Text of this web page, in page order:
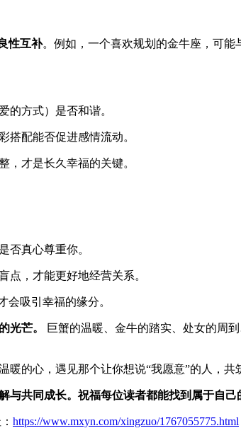
性互补。例如，一个喜欢规划的金牛座，可
的方式）是否和谐。
搭配能否促进感情流动。
，才是长久幸福的关键。
否真心尊重你。
点，才能更好地经营关系。
吸引幸福的缘分。
光芒。
巨蟹的温暖、金牛的踏实、处女的周
的心，遇见那个让你想说“我愿意”的人，共
与共同成长。祝福每位读者都能找到属于自己
https://www.mxyn.com/xingzuo/1767055775.html